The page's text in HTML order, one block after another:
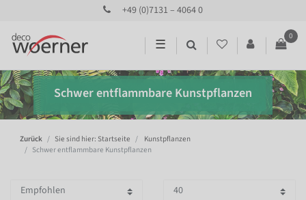
+49 (0)7131 – 4064 0
☰
0
Schwer entflammbare Kunstpflanzen
Zurück Sie sind hier: Startseite
Kunstpflanzen
Schwer entflammbare Kunstpflanzen